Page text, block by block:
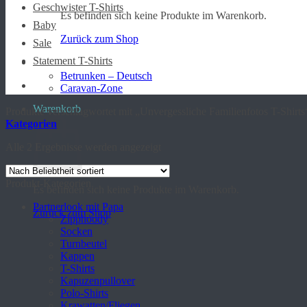
Es befinden sich keine Produkte im Warenkorb.
Zurück zum Shop
Warenkorb
Zurück zum Shop
Geschwister T-Shirts
Baby
Sale
Statement T-Shirts
Betrunken – Deutsch
Caravan-Zone
Produkte verschlagwortet mit „Unvergessliche Familienfotos T-
Kategorien
sortiert
Partnerlook mit Papa
Zipphoody
Socken
Turnbeutel
Kappen
T-Shirts
Kapuzenpullover
Polo-Shirts